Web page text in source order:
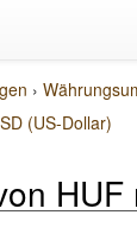
›
(US-Dollar)
HUF